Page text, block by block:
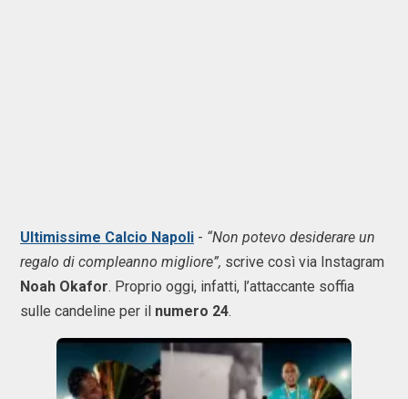
Ultimissime Calcio Napoli - “Non potevo desiderare un
regalo di compleanno migliore”, scrive così via Instagram
Noah Okafor. Proprio oggi, infatti, l’attaccante soffia
sulle candeline per il numero 24.